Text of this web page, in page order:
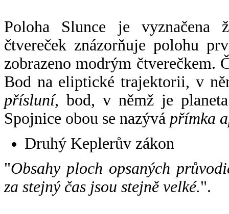
Poloha Slunce je vyznačena
čtvereček znázorňuje polohu
zobrazeno modrým čtverečkem.
Bod na eliptické trajektorii, v
přísluní, bod, v němž je
Spojnice obou se nazývá přímka
Druhý Keplerův zákon
"Obsahy ploch opsaných
za stejný čas jsou stejně velké.".